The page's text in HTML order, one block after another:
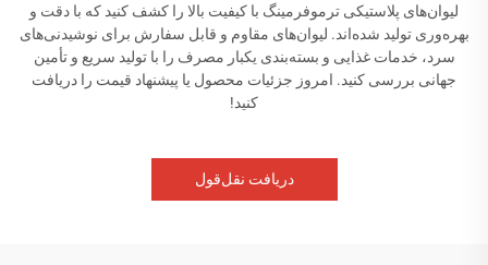
لیوان‌های پلاستیکی ترموفرمینگ با کیفیت بالا را کشف کنید که با دقت و
بهره‌وری تولید شده‌اند. لیوان‌های مقاوم و قابل سفارش برای نوشیدنی‌های
سرد، خدمات غذایی و بسته‌بندی یکبار مصرف را با تولید سریع و تأمین
جهانی بررسی کنید. امروز جزئیات محصول یا پیشنهاد قیمت را دریافت
کنید!
دریافت نقل‌قول